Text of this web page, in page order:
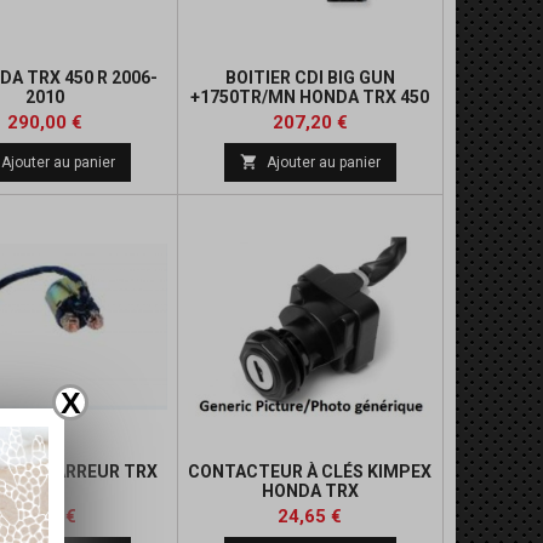
X
TRX 450 R 2006-
2010
Prix
290,00 €
Ajouter au panier
BOITIER CDI BIG GUN
+1750TR/MN HONDA TRX 450
Prix
207,20 €Prix
de
base
 Ajouter au panier
DÉMARREUR TRX
Prix
24,65 €
CONTACTEUR À CLÉS KIMPEX
HONDA TRX
Prix
24,65 €